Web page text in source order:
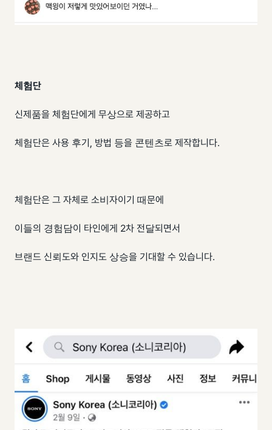
체험단
신제품을 체험단에게 무상으로 제공하고
체험단은 사용 후기, 방법 등을 콘텐츠로 제작합니다.
체험단은 그 자체로 소비자이기 때문에
이들의 경험담이 타인에게 2차 전달되면서
브랜드 신뢰도와 인지도 상승을 기대할 수 있습니다.